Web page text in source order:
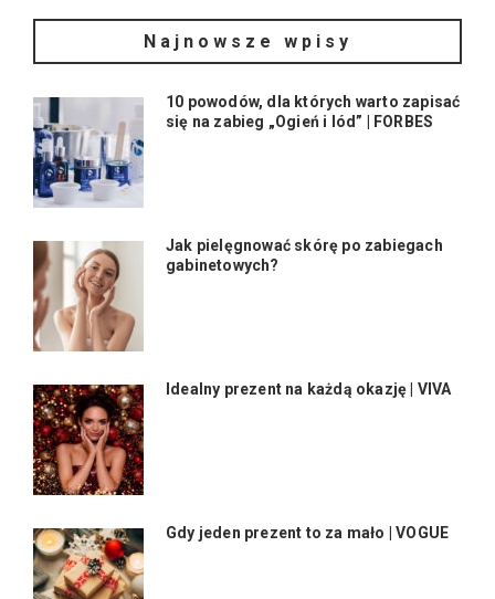
Najnowsze wpisy
10 powodów, dla których warto zapisać
się na zabieg „Ogień i lód” | FORBES
Jak pielęgnować skórę po zabiegach
gabinetowych?
Idealny prezent na każdą okazję | VIVA
Gdy jeden prezent to za mało | VOGUE